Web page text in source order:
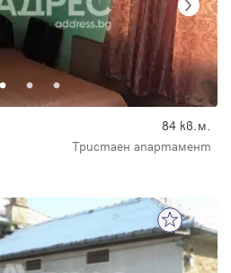
84 кв.м.
Тристаен апартамент